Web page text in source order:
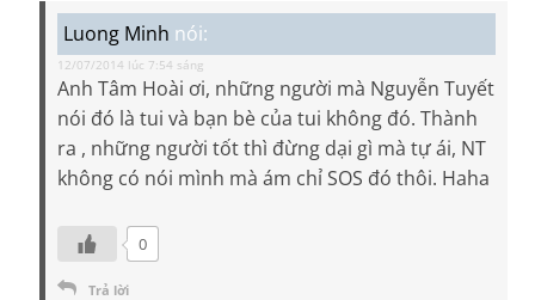
Luong Minh nói:
12/07/2014 lúc 7:54 sáng
Anh Tâm Hoài ơi, những người mà Nguyễn Tuyết
nói đó là tui và bạn bè của tui không đó. Thành
ra , những người tốt thì đừng dại gì mà tự ái, NT
không có nói mình mà ám chỉ SOS đó thôi. Haha
0
Trả lời